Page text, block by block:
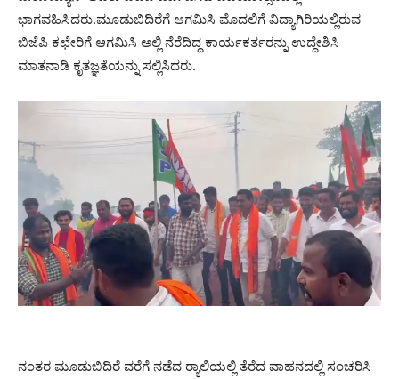
ಭಾಗವಹಿಸಿದರು.ಮೂಡುಬಿದಿರೆಗೆ ಆಗಮಿಸಿ ಮೊದಲಿಗೆ ವಿದ್ಯಾಗಿರಿಯಲ್ಲಿರುವ
ಬಿಜೆಪಿ ಕಛೇರಿಗೆ ಆಗಮಿಸಿ ಅಲ್ಲಿ ನೆರೆದಿದ್ದ ಕಾರ್ಯಕರ್ತರನ್ನು ಉದ್ದೇಶಿಸಿ
ಮಾತನಾಡಿ ಕೃತಜ್ಞತೆಯನ್ನು ಸಲ್ಲಿಸಿದರು.
ನಂತರ ಮೂಡುಬಿದಿರೆ ವರೆಗೆ ನಡೆದ ರ್‍ಯಾಲಿಯಲ್ಲಿ ತೆರೆದ ವಾಹನದಲ್ಲಿ ಸಂಚರಿಸಿ